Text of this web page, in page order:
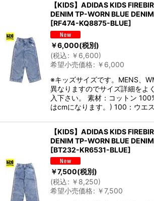
【KIDS】ADIDAS KIDS
DENIM TP-WORN BLUE DENIM
[RF474-KQ8875-BLUE]
￥6,000(税別)
(税込: ￥ 6,600)
希望小売価格: ￥ 6,000
※キッズサイズです。MENS、
異なりますのでサイズ詳細をよ
入下さい。 素材：コットン
はcmになります。) 100：ウ
【KIDS】ADIDAS KIDS
DENIM TP-WORN BLUE DENIM
[BT232-KR6531-BLUE]
￥7,500(税別)
(税込: ￥ 8,250)
希望小売価格: ￥7,500